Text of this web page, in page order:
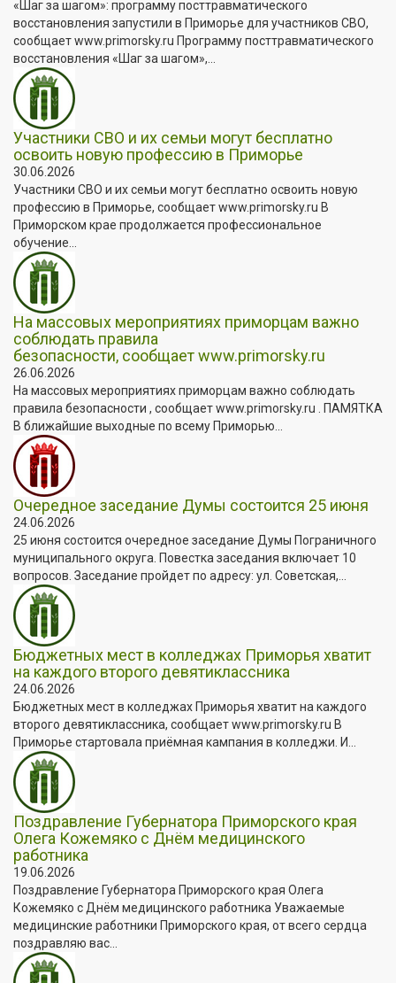
«Шаг за шагом»: программу посттравматического
восстановления запустили в Приморье для участников СВО,
сообщает www.primorsky.ru Программу посттравматического
восстановления «Шаг за шагом»,...
Участники СВО и их семьи могут бесплатно
освоить новую профессию в Приморье
30.06.2026
Участники СВО и их семьи могут бесплатно освоить новую
профессию в Приморье, сообщает www.primorsky.ru В
Приморском крае продолжается профессиональное
обучение...
На массовых мероприятиях приморцам важно
соблюдать правила
безопасности, сообщает www.primorsky.ru
26.06.2026
На массовых мероприятиях приморцам важно соблюдать
правила безопасности , сообщает www.primorsky.ru . ПАМЯТКА
В ближайшие выходные по всему Приморью...
Очередное заседание Думы состоится 25 июня
24.06.2026
25 июня состоится очередное заседание Думы Пограничного
муниципального округа. Повестка заседания включает 10
вопросов. Заседание пройдет по адресу: ул. Советская,...
Бюджетных мест в колледжах Приморья хватит
на каждого второго девятиклассника
24.06.2026
Бюджетных мест в колледжах Приморья хватит на каждого
второго девятиклассника, сообщает www.primorsky.ru В
Приморье стартовала приёмная кампания в колледжи. И...
Поздравление Губернатора Приморского края
Олега Кожемяко с Днём медицинского
работника
19.06.2026
Поздравление Губернатора Приморского края Олега
Кожемяко с Днём медицинского работника Уважаемые
медицинские работники Приморского края, от всего сердца
поздравляю вас...